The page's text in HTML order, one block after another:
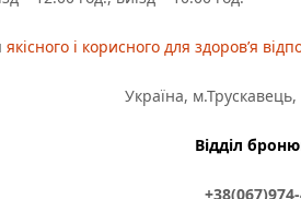
якісного і корисного для здоров’я
Україна,
Відділ